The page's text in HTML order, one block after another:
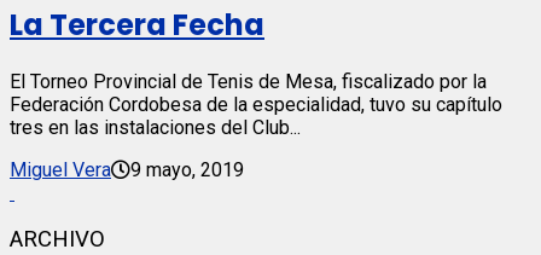
La Tercera Fecha
El Torneo Provincial de Tenis de Mesa, fiscalizado por la
Federación Cordobesa de la especialidad, tuvo su capítulo
tres en las instalaciones del Club...
Miguel Vera
9 mayo, 2019
ARCHIVO